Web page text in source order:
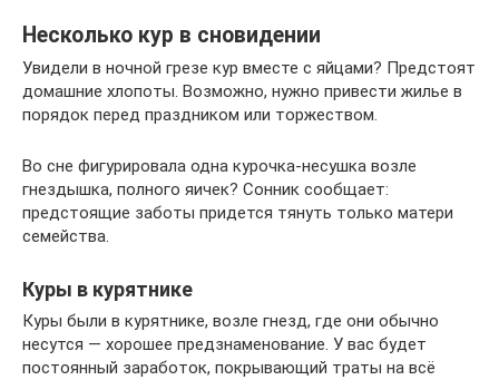
Несколько кур в сновидении
Увидели в ночной грезе кур вместе с яйцами? Предстоят
домашние хлопоты. Возможно, нужно привести жилье в
порядок перед праздником или торжеством.
Во сне фигурировала одна курочка-несушка возле
гнездышка, полного яичек? Сонник сообщает:
предстоящие заботы придется тянуть только матери
семейства.
Куры в курятнике
Куры были в курятнике, возле гнезд, где они обычно
несутся — хорошее предзнаменование. У вас будет
постоянный заработок, покрывающий траты на всё